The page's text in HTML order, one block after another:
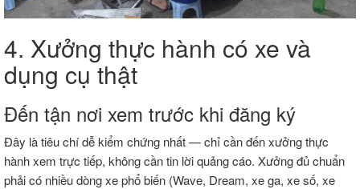
4. Xưởng thực hành có xe và
dụng cụ thật
Đến tận nơi xem trước khi đăng ký
Đây là tiêu chí dễ kiểm chứng nhất — chỉ cần đến xưởng thực
hành xem trực tiếp, không cần tin lời quảng cáo. Xưởng đủ chuẩn
phải có nhiều dòng xe phổ biến (Wave, Dream, xe ga, xe số, xe